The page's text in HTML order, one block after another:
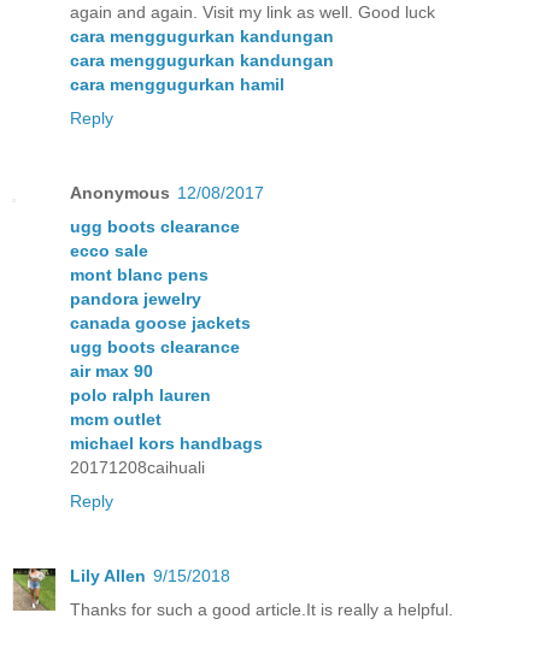
again and again. Visit my link as well. Good luck
cara menggugurkan kandungan
cara menggugurkan kandungan
cara menggugurkan hamil
Reply
Anonymous 12/08/2017
ugg boots clearance
ecco sale
mont blanc pens
pandora jewelry
canada goose jackets
ugg boots clearance
air max 90
polo ralph lauren
mcm outlet
michael kors handbags
20171208caihuali
Reply
Lily Allen 9/15/2018
Thanks for such a good article.It is really a helpful.